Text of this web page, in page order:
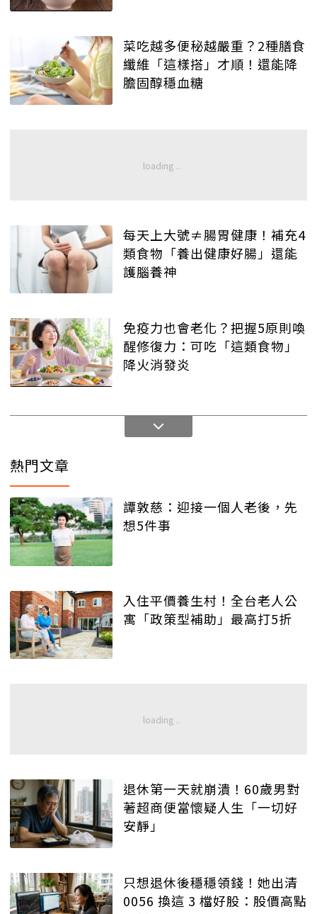
菜吃越多便秘越嚴重？2種膳食
纖維「這樣搭」才順！還能降
膽固醇穩血糖
每天上大號≠腸胃健康！補充4
類食物「養出健康好腸」還能
護腦養神
免疫力也會老化？把握5原則喚
醒修復力：可吃「這類食物」
降火消發炎
熱門文章
譚敦慈：迎接一個人老後，先
想5件事
入住平價養生村！全台老人公
寓「政策型補助」最高打5折
退休第一天就崩潰！60歲男對
著超商便當懷疑人生「一切好
安靜」
只想退休後穩穩領錢！她出清
0056 換這 3 檔好股：股價高點